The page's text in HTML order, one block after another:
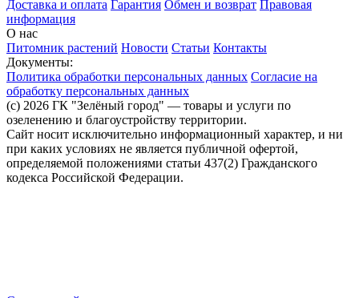
Доставка и оплата Гарантия Обмен и возврат Правовая
информация
О нас
Питомник растений Новости Статьи Контакты
Документы:
Политика обработки персональных данных Согласие на
обработку персональных данных
(c) 2026 ГК "Зелёный город" — товары и услуги по
озеленению и благоустройству территории.
Сайт носит исключительно информационный характер, и ни
при каких условиях не является публичной офертой,
определяемой положениями статьи 437(2) Гражданского
кодекса Российской Федерации.